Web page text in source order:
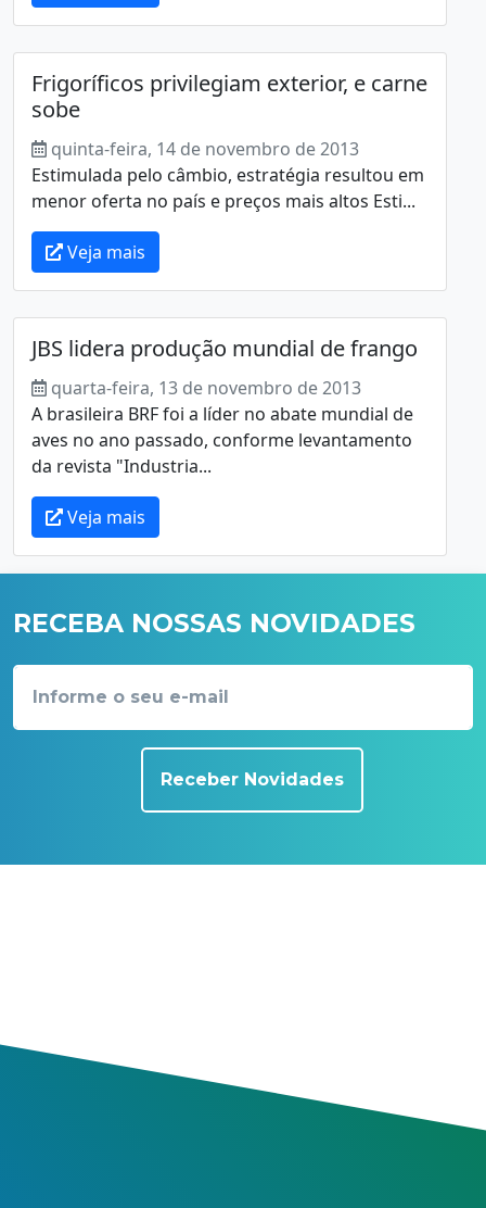
Frigoríficos privilegiam exterior, e carne
sobe
quinta-feira, 14 de novembro de 2013
Estimulada pelo câmbio, estratégia resultou em
menor oferta no país e preços mais altos Esti...
Veja mais
JBS lidera produção mundial de frango
quarta-feira, 13 de novembro de 2013
A brasileira BRF foi a líder no abate mundial de
aves no ano passado, conforme levantamento
da revista "Industria...
Veja mais
RECEBA NOSSAS NOVIDADES
Receber Novidades